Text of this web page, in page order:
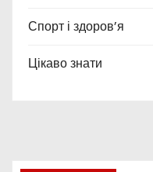
Спорт і здоров’я
Цікаво знати